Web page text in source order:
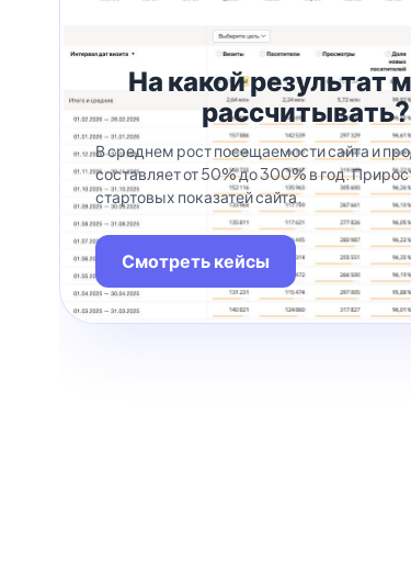
На какой результат
рассчитывать?
В среднем рост посещаемости сайта и
составляет от 50% до 300% в год.
стартовых показатей сайта.
Смотреть кейсы